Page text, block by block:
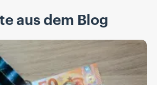
aus dem Blog